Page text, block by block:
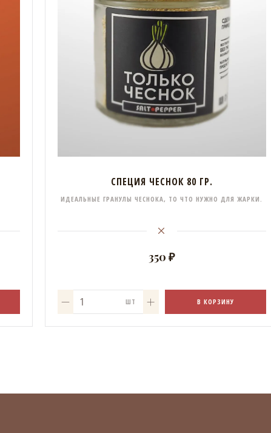
СПЕЦИЯ ЧЕСНОК 80 ГР.
ИДЕАЛЬНЫЕ ГРАНУЛЫ ЧЕСНОКА, ТО ЧТО НУЖНО ДЛЯ ЖАРКИ.
350 ₽
ШТ В КОРЗИНУ